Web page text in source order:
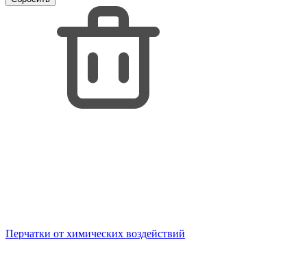
Перчатки от химических воздействий